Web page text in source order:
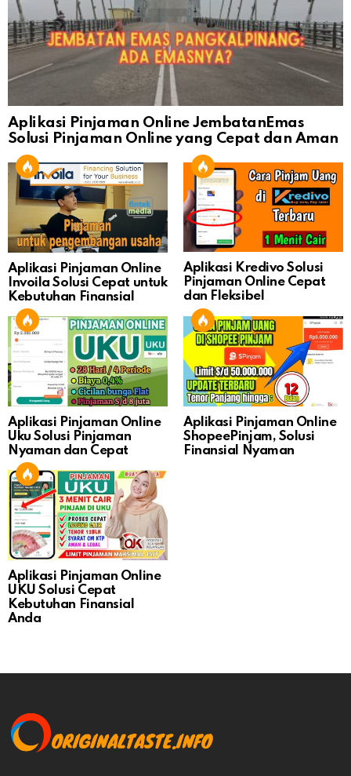
Aplikasi Pinjaman Online JembatanEmas
Solusi Pinjaman Online yang Cepat dan Aman
Aplikasi Pinjaman Online
Invoila Solusi Cepat untuk
Kebutuhan Finansial
Aplikasi Kredivo Solusi
Pinjaman Online Cepat
dan Fleksibel
Aplikasi Pinjaman Online
Uku Solusi Pinjaman
Nyaman dan Cepat
Aplikasi Pinjaman Online
ShopeePinjam, Solusi
Finansial Nyaman
Aplikasi Pinjaman Online
UKU Solusi Cepat
Kebutuhan Finansial
Anda